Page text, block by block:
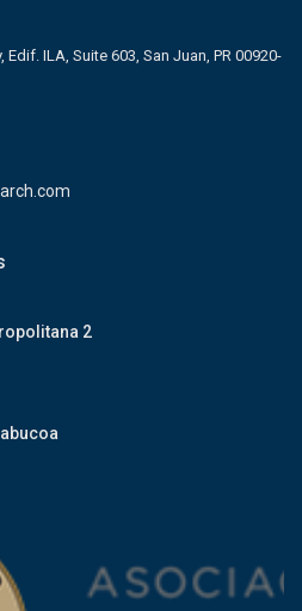
Edif. ILA, Suite 603, San Juan, PR 00920-
2